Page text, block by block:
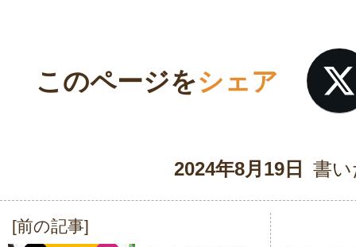
このページをシェア
2024年8月19日 書
投
[前の記事]